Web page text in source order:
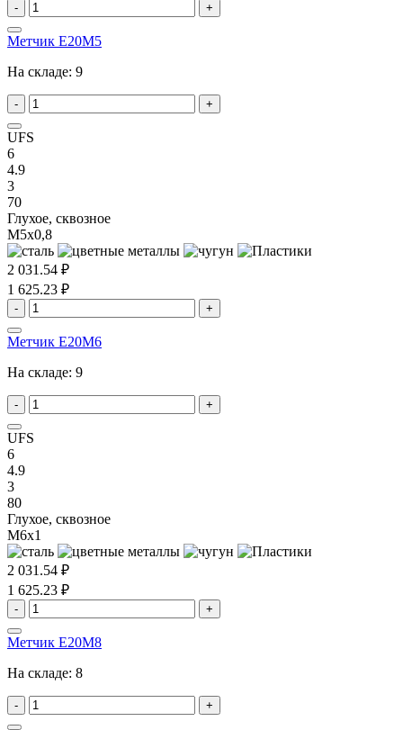
- +
Метчик E20M5
На складе: 9
- +
UFS
6
4.9
3
70
Глухое, сквозное
M5x0,8
2 031.54 ₽
1 625.23 ₽
- +
Метчик E20M6
На складе: 9
- +
UFS
6
4.9
3
80
Глухое, сквозное
M6x1
2 031.54 ₽
1 625.23 ₽
- +
Метчик E20M8
На складе: 8
- +